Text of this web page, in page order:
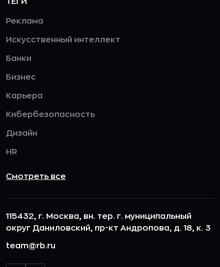
ТЕГИ
Реклама
Искусственный интеллект
Банки
Бизнес
Карьера
Кибербезопасность
Дизайн
HR
Смотреть все
115432, г. Москва, вн. тер. г. муниципальный
округ Даниловский, пр-кт Андропова, д. 18, к. 3
team@rb.ru